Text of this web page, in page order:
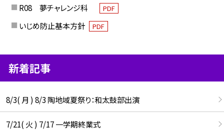
R08 夢チャレンジ科 PDF
いじめ防止基本方針 PDF
新着記事
8/3( 月 ) 8/3 陶地域夏祭り：和太鼓部出演
7/21( 火 ) 7/17 一学期終業式